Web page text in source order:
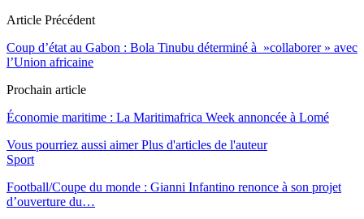
Article Précédent
Coup d’état au Gabon : Bola Tinubu déterminé à »collaborer » avec
l’Union africaine
Prochain article
Économie maritime : La Maritimafrica Week annoncée à Lomé
Vous pourriez aussi aimer Plus d'articles de l'auteur
Sport
Football/Coupe du monde : Gianni Infantino renonce à son projet
d’ouverture du…